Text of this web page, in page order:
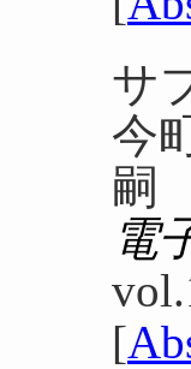
サ
今
嗣
電
[